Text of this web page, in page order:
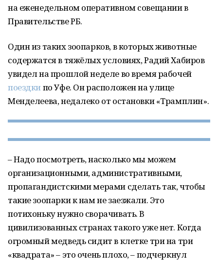
на еженедельном оперативном совещании в
Правительстве РБ.
Один из таких зоопарков, в которых животные
содержатся в тяжёлых условиях, Радий Хабиров
увидел на прошлой неделе во время рабочей
поездкипо Уфе. Он расположен на улице
Менделеева, недалеко от остановки «Трамплин».
– Надо посмотреть, насколько мы можем
организационными, административными,
пропагандистскими мерами сделать так, чтобы
такие зоопарки к нам не заезжали. Это
потихоньку нужно сворачивать. В
цивилизованных странах такого уже нет. Когда
огромный медведь сидит в клетке три на три
«квадрата» – это очень плохо, – подчеркнул